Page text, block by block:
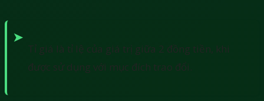
Tỉ giá là tỉ lệ của giá trị giữa 2 đồng tiền, khi
được sử dụng với mục đích trao đổi.